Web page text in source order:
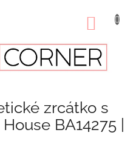
zrcátko s
BA14275 |